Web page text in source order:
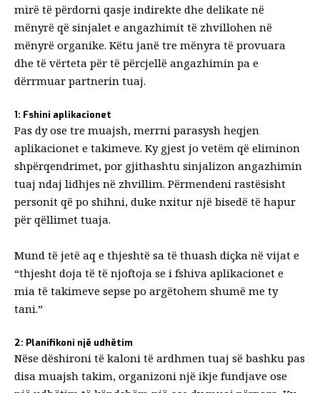
mirë të përdorni qasje indirekte dhe delikate në
mënyrë që sinjalet e angazhimit të zhvillohen në
mënyrë organike. Këtu janë tre mënyra të provuara
dhe të vërteta për të përcjellë angazhimin pa e
dërrmuar partnerin tuaj.
1: Fshini aplikacionet
Pas dy ose tre muajsh, merrni parasysh heqjen
aplikacionet e takimeve. Ky gjest jo vetëm që eliminon
shpërqendrimet, por gjithashtu sinjalizon angazhimin
tuaj ndaj lidhjes në zhvillim. Përmendeni rastësisht
personit që po shihni, duke nxitur një bisedë të hapur
për qëllimet tuaja.
Mund të jetë aq e thjeshtë sa të thuash diçka në vijat e
“thjesht doja të të njoftoja se i fshiva aplikacionet e
mia të takimeve sepse po argëtohem shumë me ty
tani.”
2: Planifikoni një udhëtim
Nëse dëshironi të kaloni të ardhmen tuaj së bashku pas
disa muajsh takim, organizoni një ikje fundjave ose